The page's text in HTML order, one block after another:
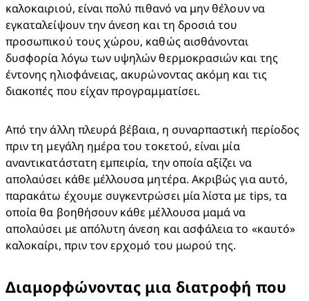
καλοκαιριού, είναι πολύ πιθανό να μην θέλουν να
εγκαταλείψουν την άνεση και τη δροσιά του
προσωπικού τους χώρου, καθώς αισθάνονται
δυσφορία λόγω των υψηλών θερμοκρασιών και της
έντονης ηλιοφάνειας, ακυρώνοντας ακόμη και τις
διακοπές που είχαν προγραμματίσει.
Από την άλλη πλευρά βέβαια, η συναρπαστική περίοδος
πριν τη μεγάλη ημέρα του τοκετού, είναι μία
αναντικατάστατη εμπειρία, την οποία αξίζει να
απολαύσει κάθε μέλλουσα μητέρα. Ακριβώς για αυτό,
παρακάτω έχουμε συγκεντρώσει μία λίστα με tips, τα
οποία θα βοηθήσουν κάθε μέλλουσα μαμά να
απολαύσει με απόλυτη άνεση και ασφάλεια το «καυτό»
καλοκαίρι, πριν τον ερχομό του μωρού της.
Διαμορφώνοντας μια διατροφή που